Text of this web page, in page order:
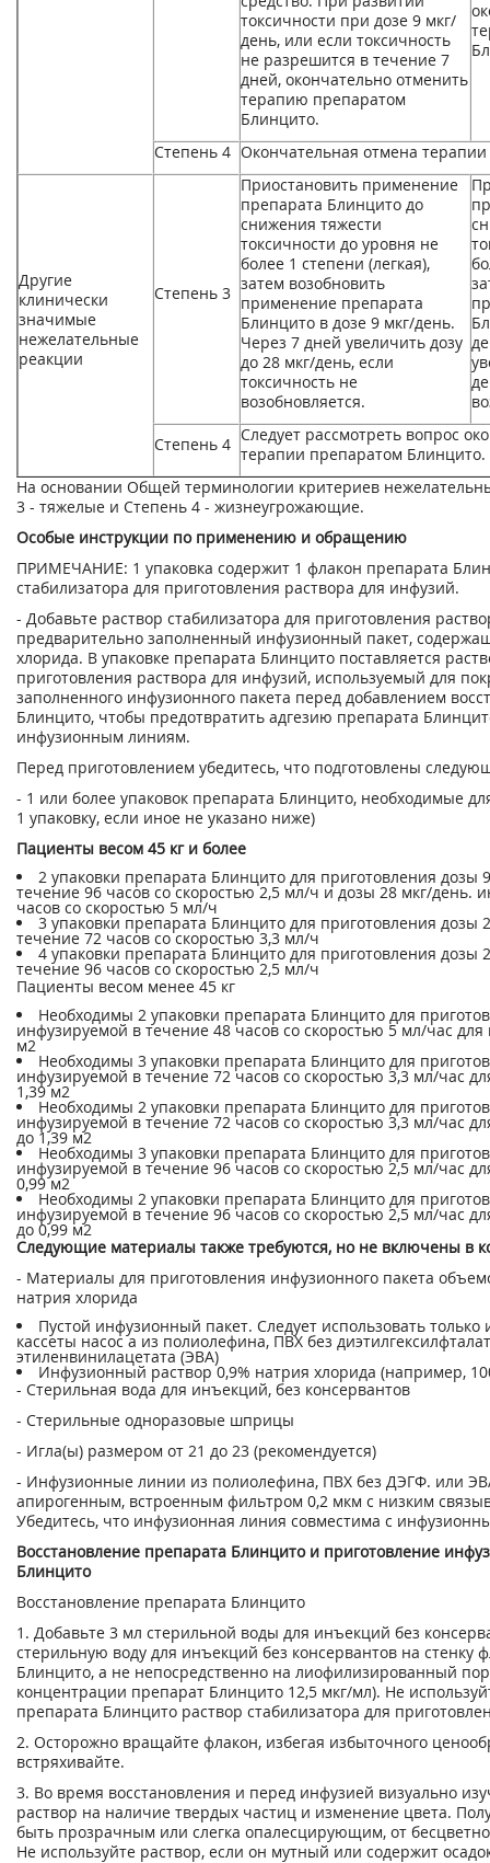
токсичности при дозе 9 мкг/
день, или если токсичность
не разрешится в течение 7
дней, окончательно отменить
терапию препаратом
Блинцито.
Степень 4 Окончательная отмена
Другие
клинически
значимые
нежелательные
реакции
Степень 3
Приостановить применение
препарата Блинцито до
снижения тяжести
токсичности до уровня не
более 1 степени (легкая),
затем возобновить
применение препарата
Блинцито в дозе 9 мкг/день.
Через 7 дней увеличить дозу
до 28 мкг/день, если
токсичность не
возобновляется.
Степень 4 Следует рассмотреть вопрос
терапии препаратом Блинцито.
На основании Общей терминологии критериев
3 - тяжелые и Степень 4 - жизнеугрожающие.
Особые инструкции по применению и обращению
ПРИМЕЧАНИЕ: 1 упаковка содержит 1 флакон препарата
стабилизатора для приготовления раствора для инфузий.
- Добавьте раствор стабилизатора для приготовления
предварительно заполненный инфузионный пакет,
хлорида. В упаковке препарата Блинцито поставляется
приготовления раствора для инфузий, используемый для
заполненного инфузионного пакета перед добавлением
Блинцито, чтобы предотвратить адгезию препарата
инфузионным линиям.
Перед приготовлением убедитесь, что подготовлены
- 1 или более упаковок препарата Блинцито, необходимые
1 упаковку, если иное не указано ниже)
Пациенты весом 45 кг и более
2 упаковки препарата Блинцито для приготовления дозы
течение 96 часов со скоростью 2,5 мл/ч и дозы 28 мкг/день.
часов со скоростью 5 мл/ч
3 упаковки препарата Блинцито для приготовления дозы
течение 72 часов со скоростью 3,3 мл/ч
4 упаковки препарата Блинцито для приготовления дозы
течение 96 часов со скоростью 2,5 мл/ч
Пациенты весом менее 45 кг
Необходимы 2 упаковки препарата Блинцито для
инфузируемой в течение 48 часов со скоростью 5 мл/час
м2
Необходимы 3 упаковки препарата Блинцито для
инфузируемой в течение 72 часов со скоростью 3,3 мл/час
1,39 м2
Необходимы 2 упаковки препарата Блинцито для
инфузируемой в течение 72 часов со скоростью 3,3 мл/час
до 1,39 м2
Необходимы 3 упаковки препарата Блинцито для
инфузируемой в течение 96 часов со скоростью 2,5 мл/час
0,99 м2
Необходимы 2 упаковки препарата Блинцито для
инфузируемой в течение 96 часов со скоростью 2,5 мл/час
до 0,99 м2
Следующие материалы также требуются, но не включены в
- Материалы для приготовления инфузионного пакета
натрия хлорида
Пустой инфузионный пакет. Следует использовать
кассеты насос а из полиолефина, ПВХ без
этиленвинилацетата (ЭВА)
Инфузионный раствор 0,9% натрия хлорида (например,
- Стерильная вода для инъекций, без консервантов
- Стерильные одноразовые шприцы
- Игла(ы) размером от 21 до 23 (рекомендуется)
- Инфузионные линии из полиолефина, ПВХ без ДЭГФ. или
апирогенным, встроенным фильтром 0,2 мкм с низким
Убедитесь, что инфузионная линия совместима с
Восстановление препарата Блинцито и приготовление
Блинцито
Восстановление препарата Блинцито
1. Добавьте 3 мл стерильной воды для инъекций без
стерильную воду для инъекций без консервантов на стенку
Блинцито, а не непосредственно на лиофилизированный
концентрации препарат Блинцито 12,5 мкг/мл). Не
препарата Блинцито раствор стабилизатора для
2. Осторожно вращайте флакон, избегая избыточного
встряхивайте.
3. Во время восстановления и перед инфузией визуально
раствор на наличие твердых частиц и изменение цвета.
быть прозрачным или слегка опалесцирующим, от
Не используйте раствор, если он мутный или содержит